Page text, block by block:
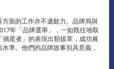
面的工作亦不遺餘力。品牌局與
年「品牌選舉」，一如既往地取
星者」的表現出類拔萃，成功展
準。他們的品牌故事別具意義，